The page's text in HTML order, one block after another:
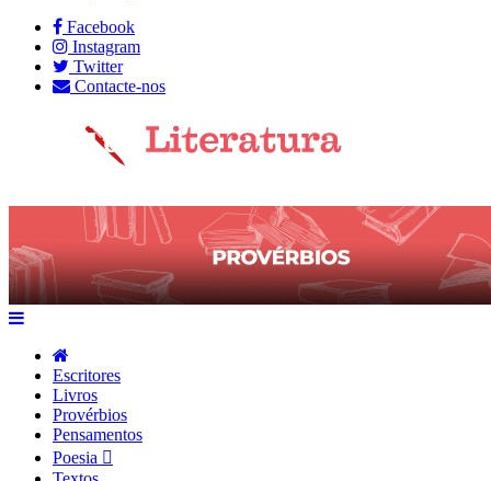
Facebook
Instagram
Twitter
Contacte-nos
Escritores
Livros
Provérbios
Pensamentos
Poesia